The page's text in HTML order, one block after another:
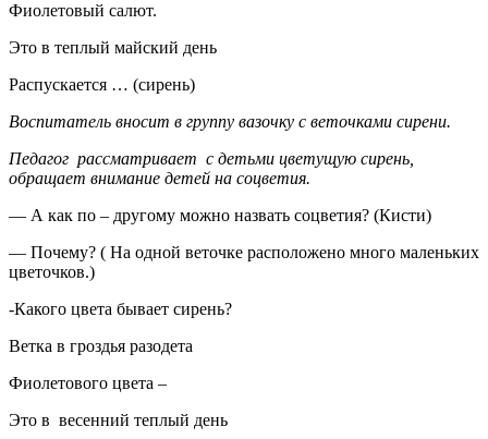
Фиолетовый салют.
Это в теплый майский день
Распускается … (сирень)
Воспитатель вносит в группу вазочку с веточками сирени.
Педагог рассматривает с детьми цветущую сирень,
обращает внимание детей на соцветия.
— А как по – другому можно назвать соцветия? (Кисти)
— Почему? ( На одной веточке расположено много маленьких
цветочков.)
-Какого цвета бывает сирень?
Ветка в гроздья разодета
Фиолетового цвета –
Это в весенний теплый день